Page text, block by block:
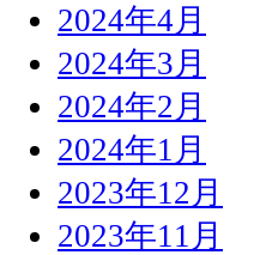
2024年4月
2024年3月
2024年2月
2024年1月
2023年12月
2023年11月